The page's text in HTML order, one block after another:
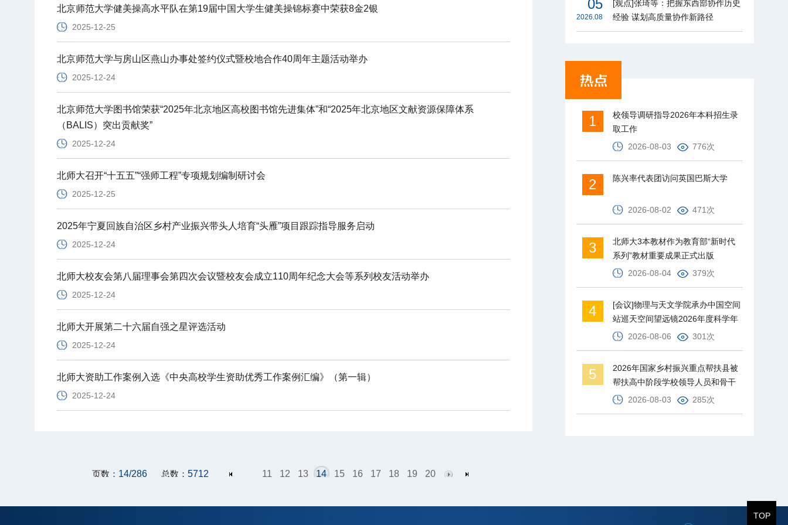
北京师范大学健美操高水平队在第19届中国大学生健美操锦标赛中荣获8金2银
2025-12-25
北京师范大学与房山区燕山办事处签约仪式暨校地合作40周年主题活动举办
2025-12-24
北京师范大学图书馆荣获“2025年北京地区高校图书馆先进集体”和“2025年北京地区文献资源保障体系
（BALIS）突出贡献奖”
2025-12-24
北师大召开“十五五”“强师工程”专项规划编制研讨会
2025-12-25
2025年宁夏回族自治区乡村产业振兴带头人培育“头雁”项目跟踪指导服务启动
2025-12-24
北师大校友会第八届理事会第四次会议暨校友会成立110周年纪念大会等系列校友活动举办
2025-12-24
北师大开展第二十六届自强之星评选活动
2025-12-24
北师大资助工作案例入选《中央高校学生资助优秀工作案例汇编》（第一辑）
2025-12-24
页数： 14/286 总数： 5712 11 12 13 14 15 16 17 18 19 20
05
2026.08
[观点]张琦等：把握东西部协作历史
经验 谋划高质量协作新路径
1
校领导调研指导2026年本科招生录
取工作
2026-08-03
776次
2 陈兴率代表团访问英国巴斯大学
2026-08-02 471次
3
北师大3本教材作为教育部“新时代
系列”教材重要成果正式出版
2026-08-04
379次
4
[会议]物理与天文学院承办中国空间
站巡天空间望远镜2026年度科学年
会
2026-08-06 301次
5
2026年国家乡村振兴重点帮扶县被
帮扶高中阶段学校领导人员和骨干
教师培训班在北京师范大学举办
2026-08-03 285次
TOP